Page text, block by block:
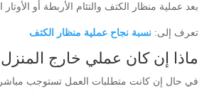
بعد عملية منظار الكتف والتئام الأربطة أو الأوتار
تعرف إلى:نسبة نجاح عملية منظار الكتف
ماذا إن كان عملي خارج
في حال إن كانت متطلبات العمل تستوجب